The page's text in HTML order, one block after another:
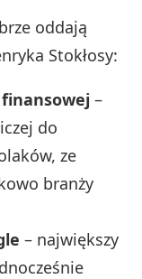
oddają
Stokłosy:
–
do
ze
branży
– największy